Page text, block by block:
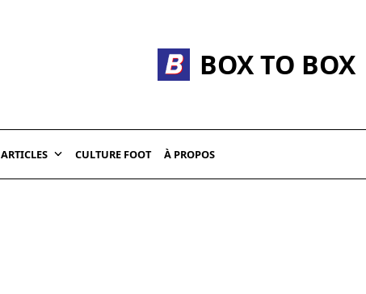
BOX TO BOX
ARTICLES CULTURE FOOT À PROPOS